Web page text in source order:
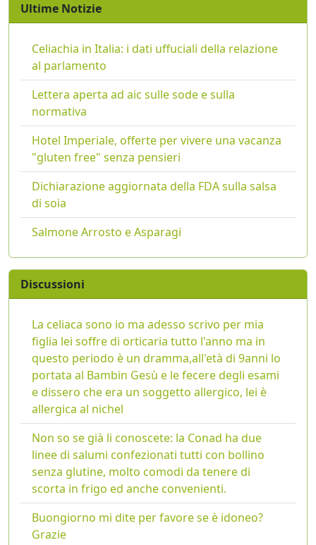
Ultime Notizie
Celiachia in Italia: i dati uffuciali della relazione
al parlamento
Lettera aperta ad aic sulle sode e sulla
normativa
Hotel Imperiale, offerte per vivere una vacanza
"gluten free" senza pensieri
Dichiarazione aggiornata della FDA sulla salsa
di soia
Salmone Arrosto e Asparagi
Discussioni
La celiaca sono io ma adesso scrivo per mia
figlia lei soffre di orticaria tutto l'anno ma in
questo periodo è un dramma,all'età di 9anni lo
portata al Bambin Gesù e le fecere degli esami
e dissero che era un soggetto allergico, lei è
allergica al nichel
Non so se già li conoscete: la Conad ha due
linee di salumi confezionati tutti con bollino
senza glutine, molto comodi da tenere di
scorta in frigo ed anche convenienti.
Buongiorno mi dite per favore se è idoneo?
Grazie